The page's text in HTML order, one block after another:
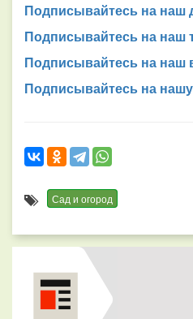
Подписывайтесь на наш
Подписывайтесь на наш
Подписывайтесь на наш
Подписывайтесь на
Сад и огород